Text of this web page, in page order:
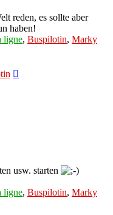
reden, es sollte aber
haben!
ligne, Buspilotin, Marky
usw. starten
ligne, Buspilotin, Marky